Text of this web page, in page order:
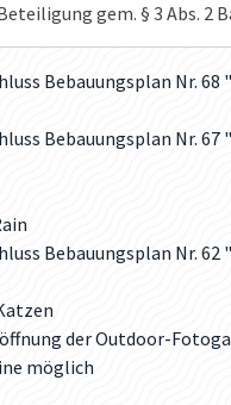
gem. § 3 Abs. 2
Bebauungsplan Nr.
Bebauungsplan Nr.
Bebauungsplan Nr. 62
der Outdoor-
möglich